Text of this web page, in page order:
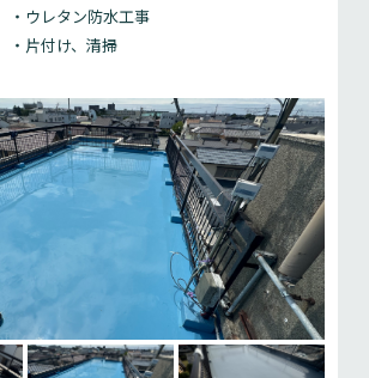
・ウレタン防水工事
・片付け、清掃